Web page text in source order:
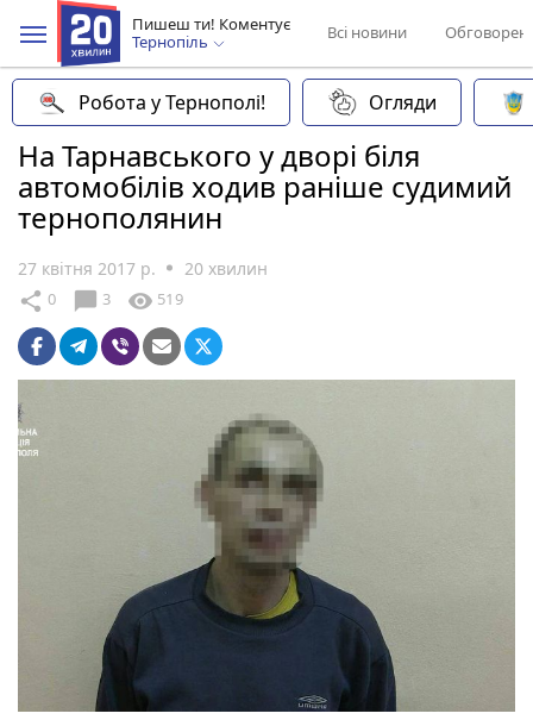
Пишеш ти! Коментує
Тернопіль
Всі новини
Робота у Тернополі! Огляди
На Тарнавського у дворі біля
автомобілів ходив раніше судимий
тернополянин
27 квітня 2017 р. 20 хвилин
share 0 chat_bubble 3 visibility 519